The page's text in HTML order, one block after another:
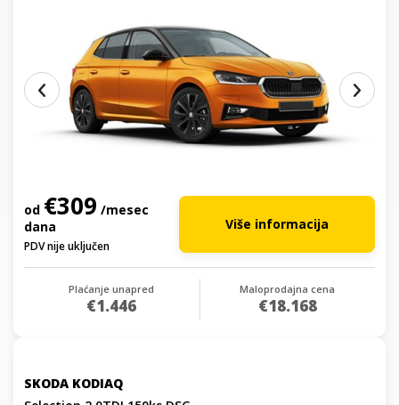
od €309 /mesec
dana
PDV nije uključen
Više informacija
Plaćanje unapred
€1.446
Maloprodajna cena
€18.168
SKODA KODIAQ